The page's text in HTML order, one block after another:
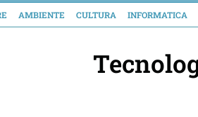
AMBIENTE CULTURA INFORMATICA